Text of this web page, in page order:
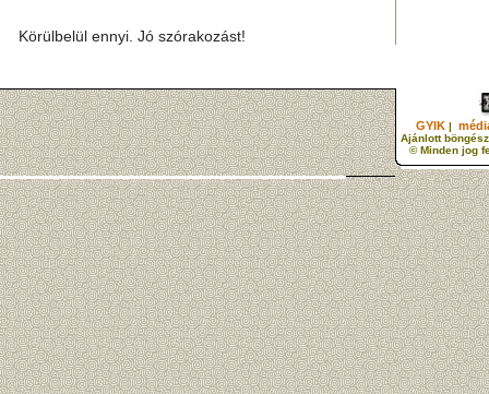
Körülbelül ennyi. Jó szórakozást!
GYIK |
Ajánlott
© Minden jog